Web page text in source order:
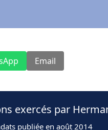
Email
exercés par
publiée en août 2014